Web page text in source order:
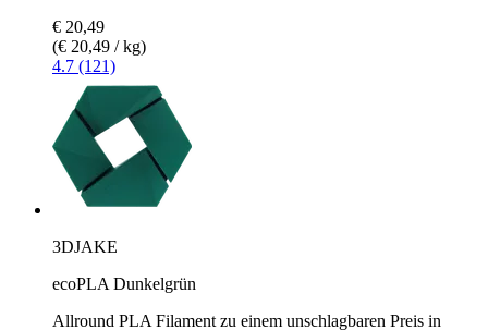
€ 20,49
(€ 20,49 / kg)
4.7 (121)
3DJAKE
ecoPLA Dunkelgrün
Allround PLA Filament zu einem unschlagbaren Preis in